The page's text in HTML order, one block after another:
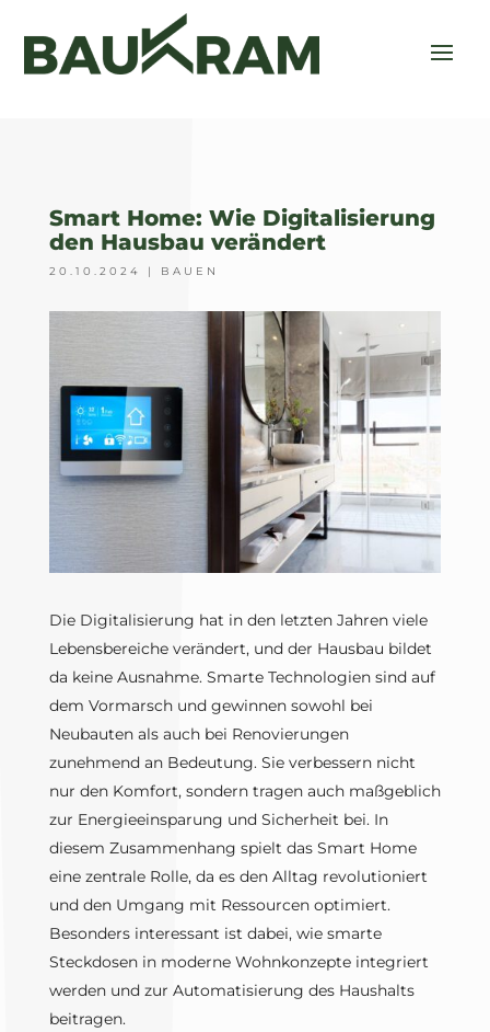
Smart Home: Wie Digitalisierung
den Hausbau verändert
20.10.2024 | BAUEN
Die Digitalisierung hat in den letzten Jahren viele
Lebensbereiche verändert, und der Hausbau bildet
da keine Ausnahme. Smarte Technologien sind auf
dem Vormarsch und gewinnen sowohl bei
Neubauten als auch bei Renovierungen
zunehmend an Bedeutung. Sie verbessern nicht
nur den Komfort, sondern tragen auch maßgeblich
zur Energieeinsparung und Sicherheit bei. In
diesem Zusammenhang spielt das Smart Home
eine zentrale Rolle, da es den Alltag revolutioniert
und den Umgang mit Ressourcen optimiert.
Besonders interessant ist dabei, wie smarte
Steckdosen in moderne Wohnkonzepte integriert
werden und zur Automatisierung des Haushalts
beitragen.